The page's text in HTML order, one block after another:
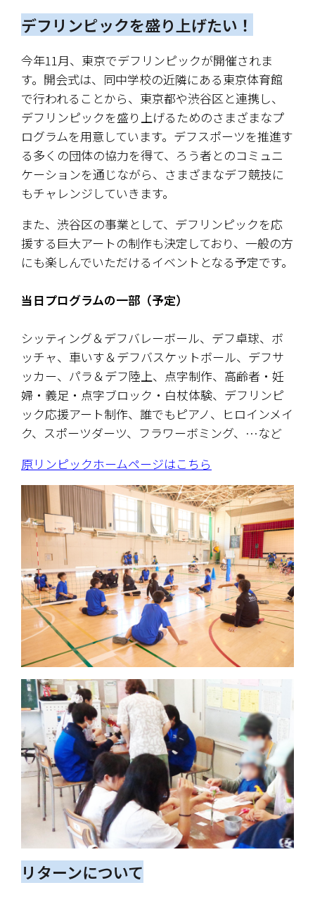
デフリンピックを盛り上げたい！
今年11月、東京でデフリンピックが開催されま
す。開会式は、同中学校の近隣にある東京体育館
で行われることから、東京都や渋谷区と連携し、
デフリンピックを盛り上げるためのさまざまなプ
ログラムを用意しています。デフスポーツを推進す
る多くの団体の協力を得て、ろう者とのコミュニ
ケーションを通じながら、さまざまなデフ競技に
もチャレンジしていきます。
また、渋谷区の事業として、デフリンピックを応
援する巨大アートの制作も決定しており、一般の方
にも楽しんでいただけるイベントとなる予定です。
当日プログラムの一部（予定）
シッティング＆デフバレーボール、デフ卓球、ボ
ッチャ、車いす＆デフバスケットボール、デフサ
ッカー、パラ＆デフ陸上、点字制作、高齢者・妊
婦・義足・点字ブロック・白杖体験、デフリンピ
ック応援アート制作、誰でもピアノ、ヒロインメイ
ク、スポーツダーツ、フラワーボミング、…など
原リンピックホームページはこちら
リターンについて